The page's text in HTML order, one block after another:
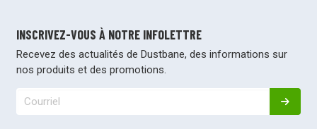
INSCRIVEZ-VOUS À NOTRE INFOLETTRE
Recevez des actualités de Dustbane, des informations sur
nos produits et des promotions.